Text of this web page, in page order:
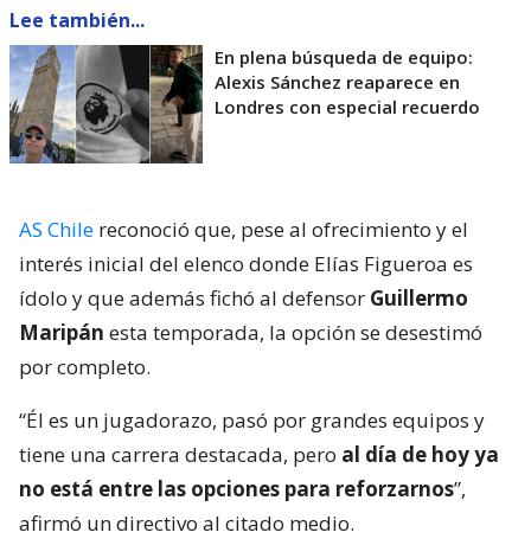
Lee también...
En plena búsqueda de equipo:
Alexis Sánchez reaparece en
Londres con especial recuerdo
AS Chile reconoció que, pese al ofrecimiento y el
interés inicial del elenco donde Elías Figueroa es
ídolo y que además fichó al defensor Guillermo
Maripán esta temporada, la opción se desestimó
por completo.
“Él es un jugadorazo, pasó por grandes equipos y
tiene una carrera destacada, pero al día de hoy ya
no está entre las opciones para reforzarnos”,
afirmó un directivo al citado medio.